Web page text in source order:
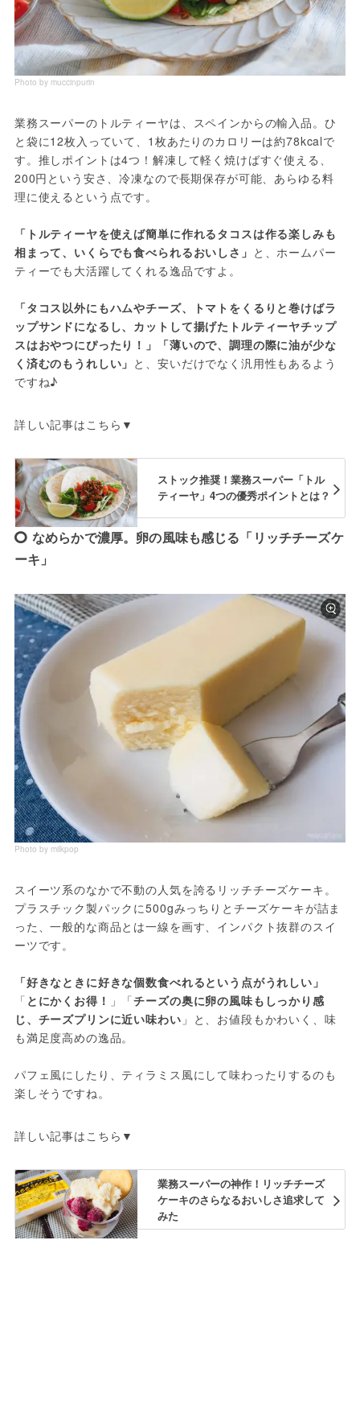
Photo by muccinpurin
業務スーパーのトルティーヤは、スペインからの輸入品。ひ
と袋に12枚入っていて、1枚あたりのカロリーは約78kcalで
す。推しポイントは4つ！解凍して軽く焼けばすぐ使える、
200円という安さ、冷凍なので長期保存が可能、あらゆる料
理に使えるという点です。
「トルティーヤを使えば簡単に作れるタコスは作る楽しみも
相まって、いくらでも食べられるおいしさ」 と、ホームパー
ティーでも大活躍してくれる逸品ですよ。
「タコス以外にもハムやチーズ、トマトをくるりと巻けばラ
ップサンドになるし、カットして揚げたトルティーヤチップ
スはおやつにぴったり！」「薄いので、調理の際に油が少な
く済むのもうれしい」 と、安いだけでなく汎用性もあるよう
ですね♪
詳しい記事はこちら▼
ストック推奨！業務スーパー「トル
ティーヤ」4つの優秀ポイントとは？
なめらかで濃厚。卵の風味も感じる「リッチチーズケ
ーキ」
Photo by milkpop
スイーツ系のなかで不動の人気を誇るリッチチーズケーキ。
プラスチック製パックに500gみっちりとチーズケーキが詰ま
った、一般的な商品とは一線を画す、インパクト抜群のスイ
ーツです。
「好きなときに好きな個数食べれるという点がうれしい」
「 とにかくお得！ 」「チーズの奥に卵の風味もしっかり感
じ、チーズプリンに近い味わい 」と、お値段もかわいく、味
も満足度高めの逸品。
パフェ風にしたり、ティラミス風にして味わったりするのも
楽しそうですね。
詳しい記事はこちら▼
業務スーパーの神作！リッチチーズ
ケーキのさらなるおいしさ追求して
みた